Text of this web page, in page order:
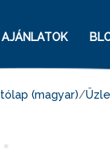
AJÁNLATOK
(magyar)